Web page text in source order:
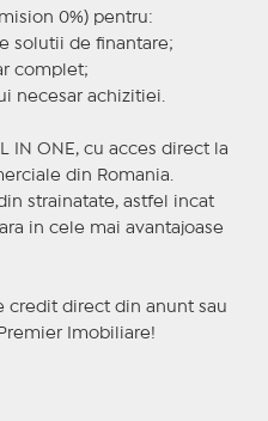
0%) pentru:
solutii de finantare;
complet;
necesar achizitiei.
IN ONE, cu acces direct la
din Romania.
strainatate, astfel incat
in cele mai avantajoase
credit direct din anunt sau
Imobiliare!